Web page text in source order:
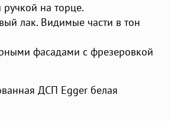
на торце.
лак. Видимые части в тон
фасадами с фрезеровкой
ДСП Egger белая